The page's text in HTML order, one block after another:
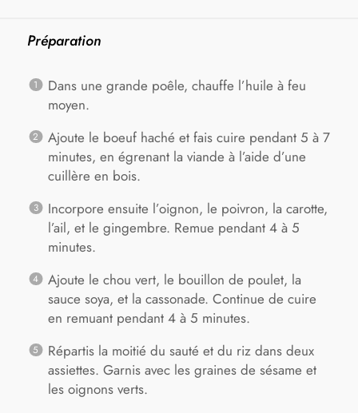
Préparation
Dans une grande poêle, chauffe l’huile à feu
moyen.
Ajoute le boeuf haché et fais cuire pendant 5 à 7
minutes, en égrenant la viande à l’aide d’une
cuillère en bois.
Incorpore ensuite l’oignon, le poivron, la carotte,
l’ail, et le gingembre. Remue pendant 4 à 5
minutes.
Ajoute le chou vert, le bouillon de poulet, la
sauce soya, et la cassonade. Continue de cuire
en remuant pendant 4 à 5 minutes.
Répartis la moitié du sauté et du riz dans deux
assiettes. Garnis avec les graines de sésame et
les oignons verts.